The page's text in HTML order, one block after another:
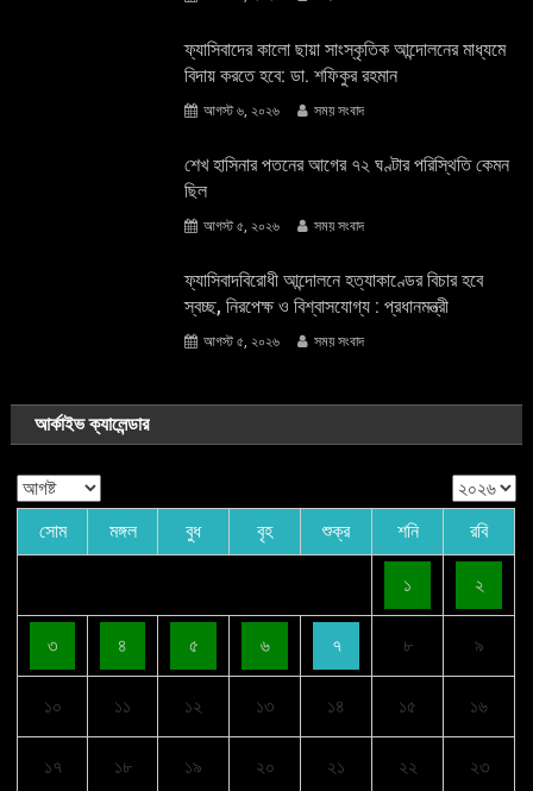
ফ্যাসিবাদের কালো ছায়া সাংস্কৃতিক আন্দােলনের মাধ্যমে
বিদায় করতে হবে: ডা. শফিকুর রহমান
আগস্ট ৬, ২০২৬ সময় সংবাদ
শেখ হাসিনার পতনের আগের ৭২ ঘণ্টার পরিস্থিতি কেমন
ছিল
আগস্ট ৫, ২০২৬ সময় সংবাদ
ফ্যাসিবাদবিরোধী আন্দোলনে হত্যাকাণ্ডের বিচার হবে
স্বচ্ছ, নিরপেক্ষ ও বিশ্বাসযোগ্য : প্রধানমন্ত্রী
আগস্ট ৫, ২০২৬ সময় সংবাদ
আর্কাইভ ক্যালেন্ডার
সোম মঙ্গল বুধ বৃহ শুক্র শনি রবি
১ ২
৩ ৪ ৫ ৬ ৭ ৮ ৯
১০ ১১ ১২ ১৩ ১৪ ১৫ ১৬
১৭ ১৮ ১৯ ২০ ২১ ২২ ২৩